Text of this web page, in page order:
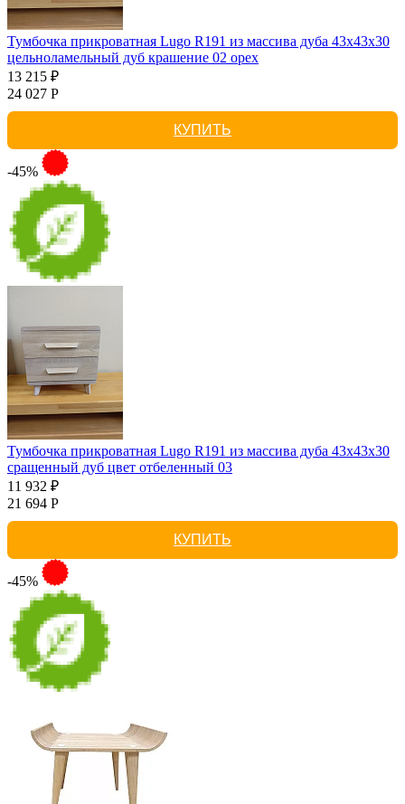
Тумбочка прикроватная Lugo R191 из массива дуба 43х43х30
цельноламельный дуб крашение 02 орех
13 215 ₽
24 027 Р
КУПИТЬ
-45%
Тумбочка прикроватная Lugo R191 из массива дуба 43х43х30
сращенный дуб цвет отбеленный 03
11 932 ₽
21 694 Р
КУПИТЬ
-45%